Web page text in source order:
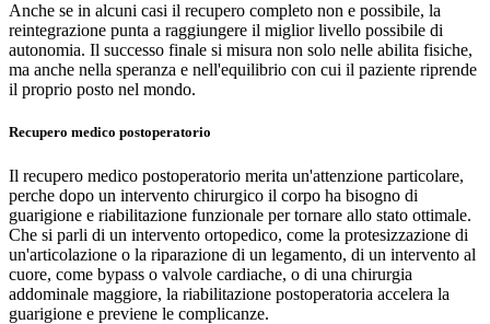
Anche se in alcuni casi il recupero completo non e possibile, la
reintegrazione punta a raggiungere il miglior livello possibile di
autonomia. Il successo finale si misura non solo nelle abilita fisiche,
ma anche nella speranza e nell'equilibrio con cui il paziente riprende
il proprio posto nel mondo.
Recupero medico postoperatorio
Il recupero medico postoperatorio merita un'attenzione particolare,
perche dopo un intervento chirurgico il corpo ha bisogno di
guarigione e riabilitazione funzionale per tornare allo stato ottimale.
Che si parli di un intervento ortopedico, come la protesizzazione di
un'articolazione o la riparazione di un legamento, di un intervento al
cuore, come bypass o valvole cardiache, o di una chirurgia
addominale maggiore, la riabilitazione postoperatoria accelera la
guarigione e previene le complicanze.